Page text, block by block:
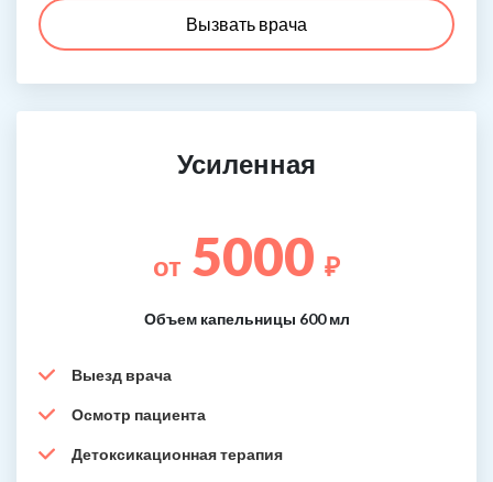
Вызвать врача
Усиленная
от 5000 ₽
Объем капельницы 600 мл
Выезд врача
Осмотр пациента
Детоксикационная терапия